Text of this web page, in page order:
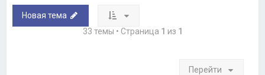
Новая тема
33 темы • Страница 1 из 1
Перейти